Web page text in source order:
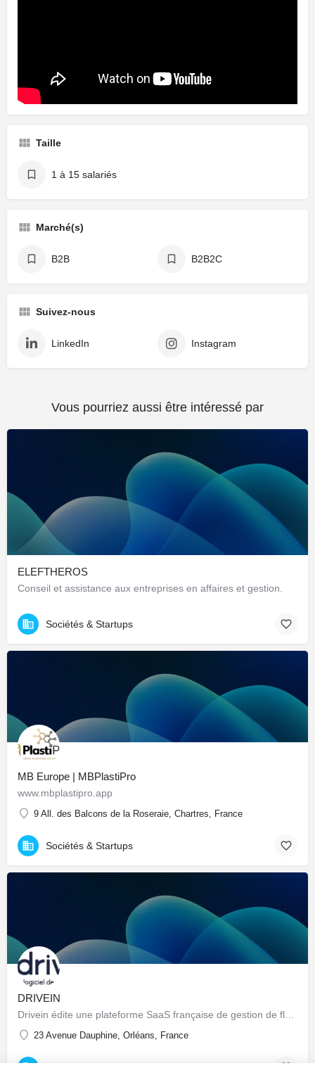
Taille
1 à 15 salariés
Marché(s)
B2B B2B2C
Suivez-nous
LinkedIn Instagram
Vous pourriez aussi être intéressé par
ELEFTHEROS
Conseil et assistance aux entreprises en affaires et gestion.
Sociétés & Startups
MB Europe | MBPlastiPro
www.mbplastipro.app
9 All. des Balcons de la Roseraie, Chartres, France
Sociétés & Startups
DRIVEIN
23 Avenue Dauphine, Orléans, France